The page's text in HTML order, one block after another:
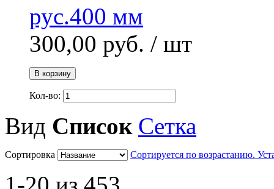
300,00 руб. / шт
В корзину
Кол-во:
Вид Список Сетка
Сортировка Сортируется по возрастанию.